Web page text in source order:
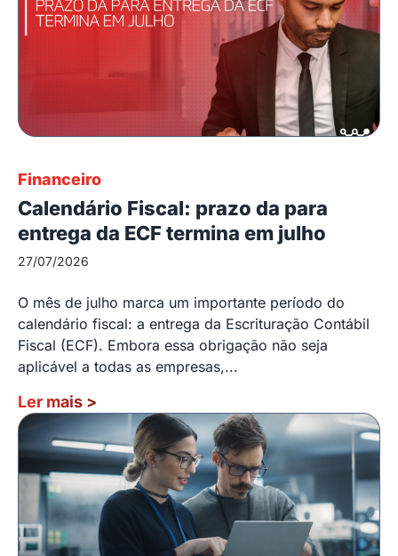
Financeiro
Calendário Fiscal: prazo da para
entrega da ECF termina em julho
27/07/2026
O mês de julho marca um importante período do
calendário fiscal: a entrega da Escrituração Contábil
Fiscal (ECF). Embora essa obrigação não seja
aplicável a todas as empresas,...
Ler mais >